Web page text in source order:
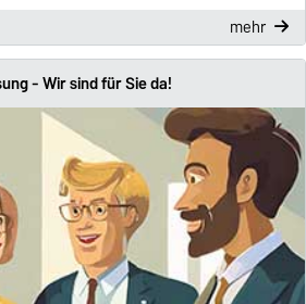
mehr
- Wir sind für Sie da!